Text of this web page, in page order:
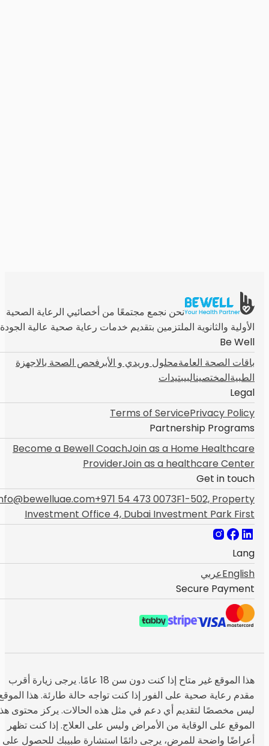
نحن نجمع مجتمعًا من أخصائيي الرعاية الصحية
الأولية والثانوية الملتزمين بتقديم خدمات رعاية صحية عالية الجودة
Be Well
باقات الصحة العامةمحلول وريدي و الأبر فحص الصحة بالاجهزة
الطبيةالمختصينالبيبتيدات
Legal
Terms of ServicePrivacy Policy
Partnership Programs
Become a Bewell CoachJoin as a Home Healthcare
ProviderJoin as a healthcare Center
Get in touch
+971 54 473 0073F1-502, Property
Investment Office 4, Dubai Investment Park First
Lang
Englishعربي
Secure Payment
هذا الموقع غير متاح إذا كنت دون سن 18 عامًا. يرجى زيارة أقرب
مقدم رعاية صحية على الفور إذا كنت تواجه حالة طارئة. هذا
ليس مخصصًا لتقديم أي دعم في مثل هذه الحالات. يركز محتوى
الموقع على الوقاية من الأمراض وليس على العلاج. إذا كنت تظهر
أعراضًا واضحة للمرض، يرجى دائمًا استشارة طبيبك للحصول على